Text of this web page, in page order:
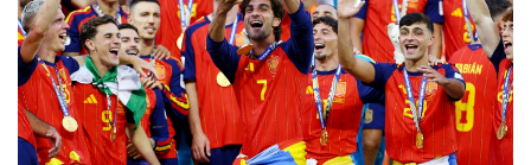
Sức khỏe
Dinh dưỡng - món ngon
Cây thuốc
Đời sống
Nhà đẹp
Blog